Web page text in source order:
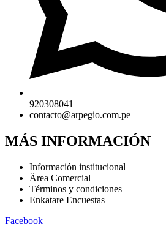
920308041
contacto@arpegio.com.pe
MÁS INFORMACIÓN
Información institucional
Ärea Comercial
Términos y condiciones
Enkatare Encuestas
Facebook